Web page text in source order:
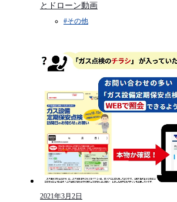
とドローン動画
#その他
2021年3月2日